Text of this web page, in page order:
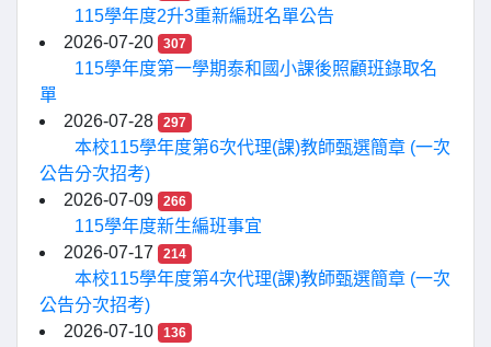
115學年度2升3重新編班名單公告
2026-07-20
307
115學年度第一學期泰和國小課後照顧班錄取名
單
2026-07-28
297
本校115學年度第6次代理(課)教師甄選簡章 (一次
公告分次招考)
2026-07-09
266
115學年度新生編班事宜
2026-07-17
214
本校115學年度第4次代理(課)教師甄選簡章 (一次
公告分次招考)
2026-07-10
136